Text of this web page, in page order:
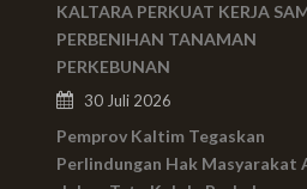
KALTARA PERKUAT KERJA
PERBENIHAN TANAMAN
PERKEBUNAN
30 Juli 2026
Pemprov Kaltim Tegaskan
Perlindungan Hak Masyarakat